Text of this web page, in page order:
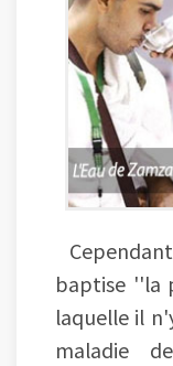
baptise ''la
laquelle il
maladie